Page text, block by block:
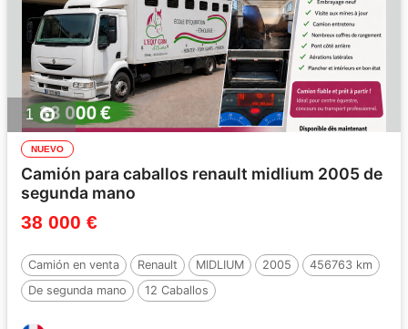
1
NUEVO
Camión para caballos renault midlium 2005 de
segunda mano
38 000 €
Camión en venta Renault MIDLIUM 2005
456763 km
De segunda mano
12 Caballos